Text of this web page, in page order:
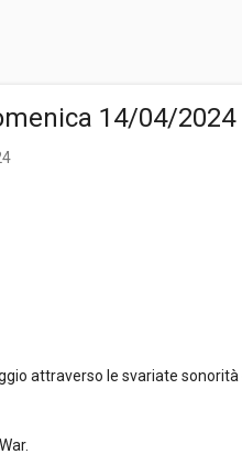
14/04/2024
attraverso le svariate